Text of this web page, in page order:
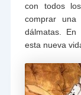
con todos
comprar
dálmatas. En
esta nueva